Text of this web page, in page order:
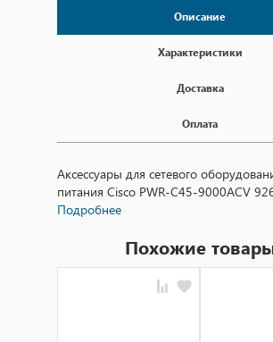
Описание
Характеристики
Доставка
Оплата
Аксессуары для сетевого
питания Cisco PWR-C45-9000ACV
Подробнее
Похожие